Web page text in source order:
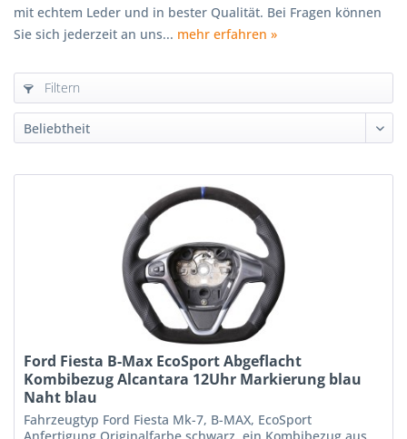
mit echtem Leder und in bester Qualität. Bei Fragen können
Sie sich jederzeit an uns... mehr erfahren »
Filtern
Ford Fiesta B-Max EcoSport Abgeflacht
Kombibezug Alcantara 12Uhr Markierung blau
Naht blau
Fahrzeugtyp Ford Fiesta Mk-7, B-MAX, EcoSport